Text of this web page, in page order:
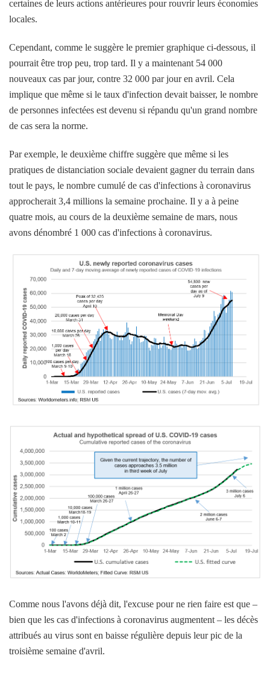
certaines de leurs actions antérieures pour rouvrir leurs économies
locales.
Cependant, comme le suggère le premier graphique ci-dessous, il
pourrait être trop peu, trop tard. Il y a maintenant 54 000
nouveaux cas par jour, contre 32 000 par jour en avril. Cela
implique que même si le taux d'infection devait baisser, le nombre
de personnes infectées est devenu si répandu qu'un grand nombre
de cas sera la norme.
Par exemple, le deuxième chiffre suggère que même si les
pratiques de distanciation sociale devaient gagner du terrain dans
tout le pays, le nombre cumulé de cas d'infections à coronavirus
approcherait 3,4 millions la semaine prochaine. Il y a à peine
quatre mois, au cours de la deuxième semaine de mars, nous
avons dénombré 1 000 cas d'infections à coronavirus.
Comme nous l'avons déjà dit, l'excuse pour ne rien faire est que –
bien que les cas d'infections à coronavirus augmentent – les décès
attribués au virus sont en baisse régulière depuis leur pic de la
troisième semaine d'avril.